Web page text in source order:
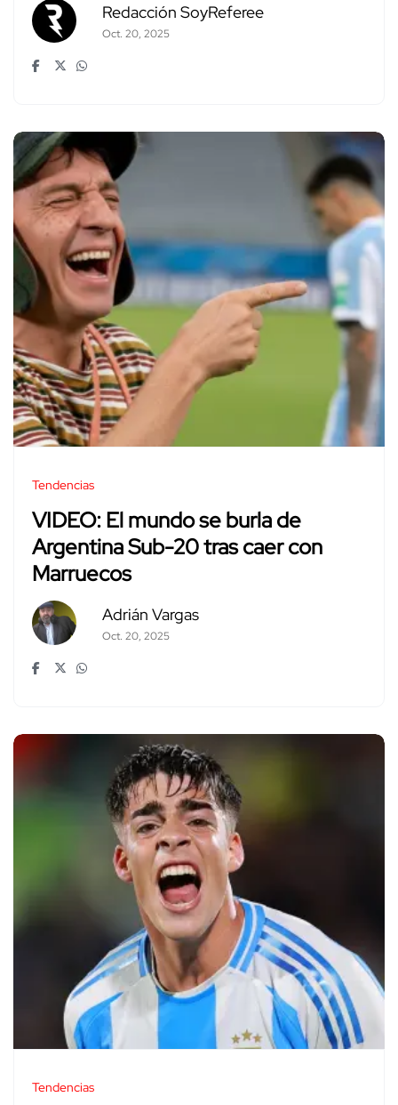
Redacción SoyReferee
Oct. 20, 2025
Tendencias
VIDEO: El mundo se burla de
Argentina Sub-20 tras caer con
Marruecos
Adrián Vargas
Oct. 20, 2025
Tendencias